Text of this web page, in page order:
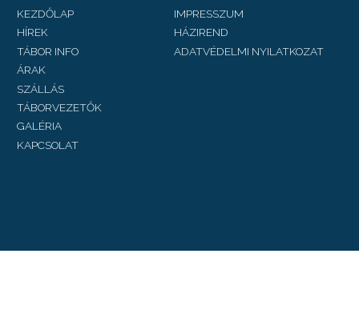
KEZDŐLAP
HÍREK
TÁBOR INFO
ÁRAK
SZÁLLÁS
TÁBORVEZETŐK
GALÉRIA
KAPCSOLAT
IMPRESSZUM
HÁZIREND
ADATVÉDELMI NYILATKOZAT